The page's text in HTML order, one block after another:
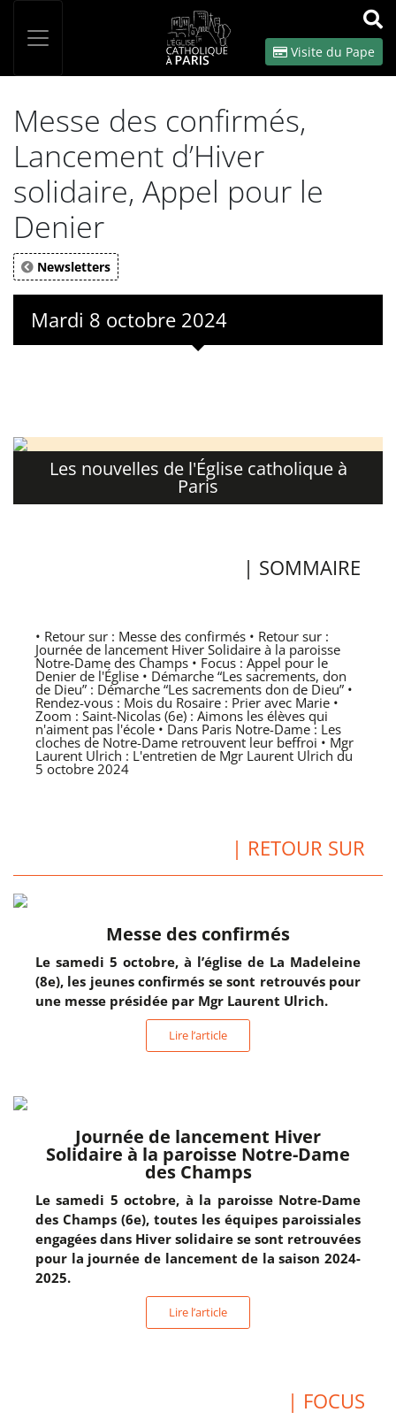
OK
Visite du Pape
Messe des confirmés,
Lancement d’Hiver
solidaire, Appel pour le
Denier
Newsletters
Mardi 8 octobre 2024
Les nouvelles de l'Église catholique à
Paris
| SOMMAIRE
• Retour sur : Messe des confirmés • Retour sur :
Journée de lancement Hiver Solidaire à la paroisse
Notre-Dame des Champs • Focus : Appel pour le
Denier de l'Église • Démarche “Les sacrements, don
de Dieu” : Démarche “Les sacrements don de Dieu” •
Rendez-vous : Mois du Rosaire : Prier avec Marie •
Zoom : Saint-Nicolas (6e) : Aimons les élèves qui
n'aiment pas l'école • Dans Paris Notre-Dame : Les
cloches de Notre-Dame retrouvent leur beffroi • Mgr
Laurent Ulrich : L'entretien de Mgr Laurent Ulrich du
5 octobre 2024
| RETOUR SUR
Messe des confirmés
Le samedi 5 octobre, à l’église de La Madeleine
(8e), les jeunes confirmés se sont retrouvés pour
une messe présidée par Mgr Laurent Ulrich.
Lire l’article
Journée de lancement Hiver
Solidaire à la paroisse Notre-Dame
des Champs
Le samedi 5 octobre, à la paroisse Notre-Dame
des Champs (6e), toutes les équipes paroissiales
engagées dans Hiver solidaire se sont retrouvées
pour la journée de lancement de la saison 2024-
2025.
Lire l’article
| FOCUS
Panneau de gestion des cookies